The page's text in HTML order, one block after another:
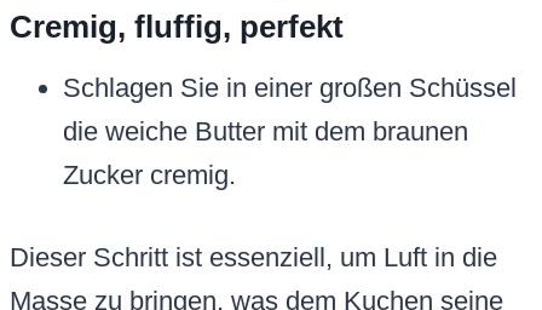
Cremig, fluffig, perfekt
Schlagen Sie in einer großen Schüssel
die weiche Butter mit dem braunen
Zucker cremig.
Dieser Schritt ist essenziell, um Luft in die
Masse zu bringen, was dem Kuchen seine